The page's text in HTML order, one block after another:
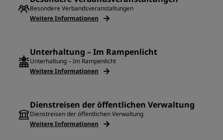
Besondere Verbandsveranstaltungen
Weitere Informationen
Unterhaltung – Im Rampenlicht
Unterhaltung – Im Rampenlicht
Weitere Informationen
Dienstreisen der öffentlichen Verwaltung
Dienstreisen der öffentlichen Verwaltung
Weitere Informationen